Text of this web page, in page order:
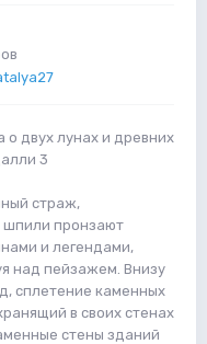
о двух лунах и древних
3
страж,
шпили пронзают
и легендами,
над пейзажем. Внизу
сплетение каменных
в своих стенах
стены зданий